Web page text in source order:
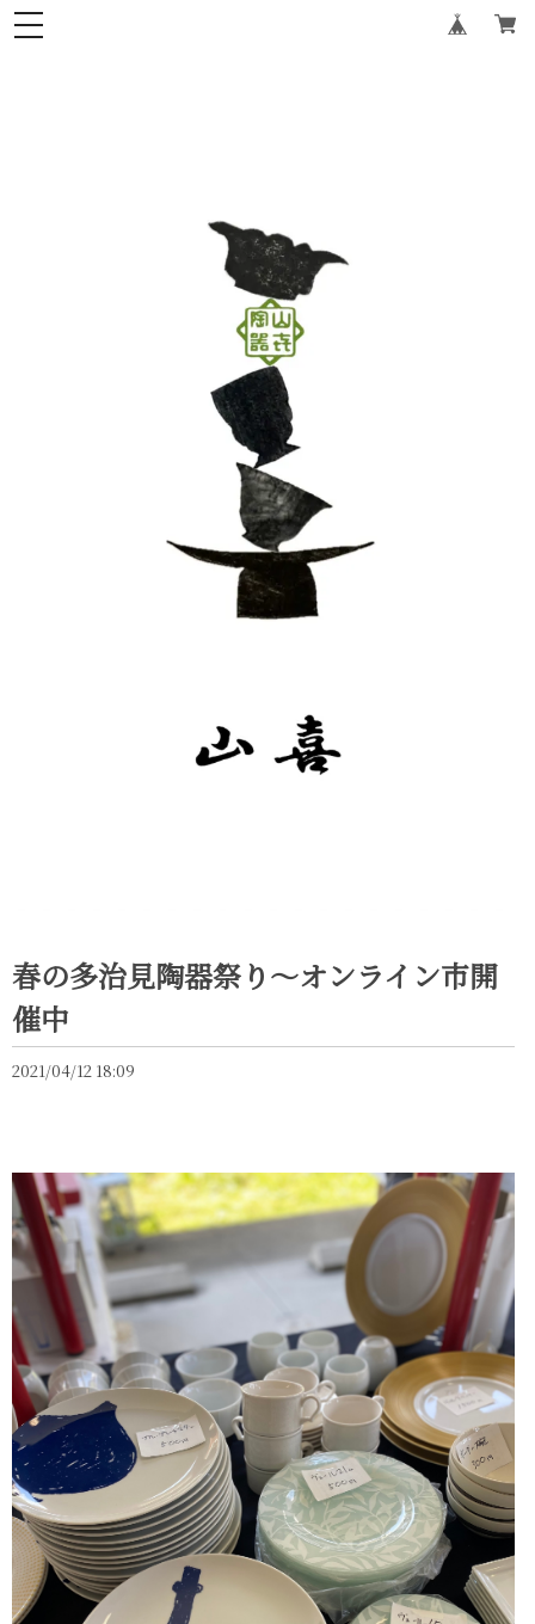
春の多治見陶器祭り〜オンライン市開
催中
2021/04/12 18:09